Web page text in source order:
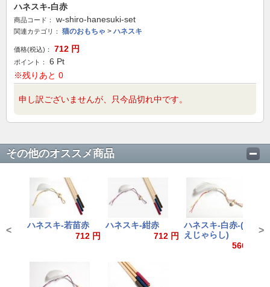
ハネスキ-白赤
商品コード： w-shiro-hanesuki-set
関連カテゴリ： 猫のおもちゃ > ハネスキ
価格(税込)： 712 円
ポイント： 6 Pt
※残りあと 0
申し訳ございませんが、只今品切れ中です。
その他のオススメ商品
ハネスキ-若苗赤
712 円
ハネスキ-紺赤
712 円
ハネスキ-白赤-(換
えじゃらし)
566 円
< >